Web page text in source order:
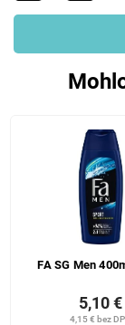
FA SG Men
4,15 € bez
5,10 €